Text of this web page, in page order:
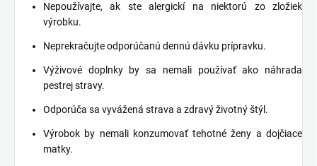
Nepoužívajte, ak ste alergickí na niektorú zo zložiek
výrobku.
Neprekračujte odporúčanú dennú dávku prípravku.
Výživové doplnky by sa nemali používať ako náhrada
pestrej stravy.
Odporúča sa vyvážená strava a zdravý životný štýl.
Výrobok by nemali konzumovať tehotné ženy a dojčiace
matky.